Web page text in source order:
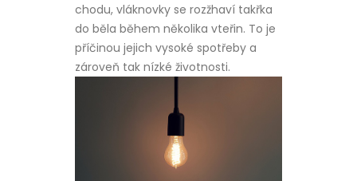
chodu, vláknovky se rozžhaví takřka
do běla během několika vteřin. To je
příčinou jejich vysoké spotřeby a
zároveň tak nízké životnosti.